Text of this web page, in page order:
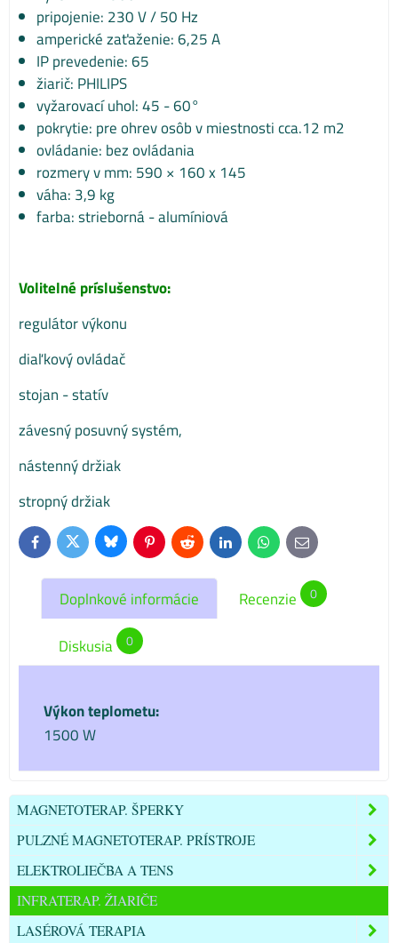
pripojenie: 230 V / 50 Hz
amperické zaťaženie: 6,25 A
IP prevedenie: 65
žiarič: PHILIPS
vyžarovací uhol: 45 - 60°
pokrytie: pre ohrev osôb v miestnosti cca.12 m2
ovládanie: bez ovládania
rozmery v mm: 590 × 160 x 145
váha: 3,9 kg
farba: strieborná - alumíniová
Volitelné príslušenstvo:
regulátor výkonu
diaľkový ovládač
stojan - statív
závesný posuvný systém,
nástenný držiak
stropný držiak
FacebookTwitterBlueskyPinterestReddit LinkedInWhatsApp
E-
mail
Doplnkové informácie Recenzie 0
Diskusia 0
Výkon teplometu:
1500 W
MAGNETOTERAP. ŠPERKY
PULZNÉ MAGNETOTERAP. PRÍSTROJE
ELEKTROLIEČBA A TENS
INFRATERAP. ŽIARIČE
LASÉROVÁ TERAPIA